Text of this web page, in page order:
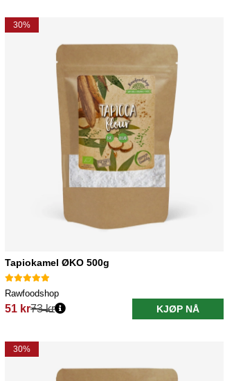
30%
Tapiokamel ØKO 500g
Rawfoodshop
51 kr
Vanlig pris:
73 kr KJØP NÅ
30%